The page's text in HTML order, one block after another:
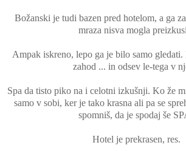
Božanski je tudi bazen pred hotelom, a ga
mraza nisva mogla
Ampak iskreno, lepo ga je bilo samo
zahod ... in odsev le-tega v
Spa da tisto piko na i celotni izkušnji. Ko že
samo v sobi, ker je tako krasna ali pa se
spomniš, da je spodaj še
Hotel je prekrasen, res.